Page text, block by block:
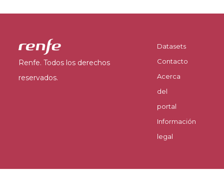
Renfe. Todos los derechos
reservados.
Datasets
Contacto
Acerca
del
portal
Información
legal